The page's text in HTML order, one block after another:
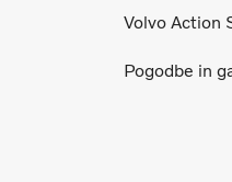
Volvo Action
Pogodbe in